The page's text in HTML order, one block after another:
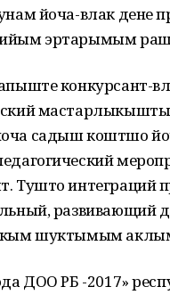
йоча-влак дене
эртарымым
конкурсант-
садыш коштшо
Тушто интеграций
развивающий
шуктымым
ДОО РБ -2017»